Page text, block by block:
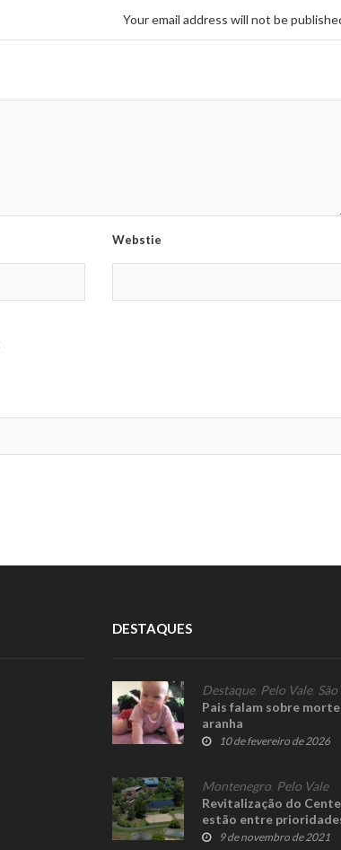
Your email address will not be
Webstie
DESTAQUES
Destaque, Pelo Vale,
Pais falam sobre
aranha
10 de fevereiro de 2026
Montenegro Pelo Vale
Revitalização do
estão entre
9 de novembro de 2021